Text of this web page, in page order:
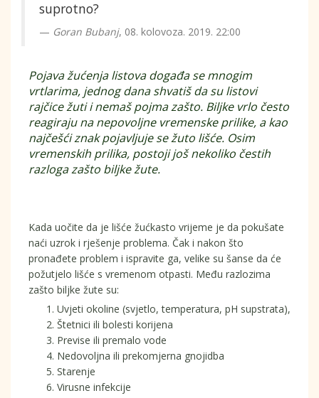
suprotno?
Goran Bubanj, 08. kolovoza. 2019. 22:00
Pojava žućenja listova događa se mnogim
vrtlarima, jednog dana shvatiš da su listovi
rajčice žuti i nemaš pojma zašto. Biljke vrlo često
reagiraju na nepovoljne vremenske prilike, a kao
najčešći znak pojavljuje se žuto lišće. Osim
vremenskih prilika, postoji još nekoliko čestih
razloga zašto biljke žute.
Kada uočite da je lišće žućkasto vrijeme je da pokušate
naći uzrok i rješenje problema. Čak i nakon što
pronađete problem i ispravite ga, velike su šanse da će
požutjelo lišće s vremenom otpasti. Među razlozima
zašto biljke žute su:
Uvjeti okoline (svjetlo, temperatura, pH supstrata),
Štetnici ili bolesti korijena
Previse ili premalo vode
Nedovoljna ili prekomjerna gnojidba
Starenje
Virusne infekcije